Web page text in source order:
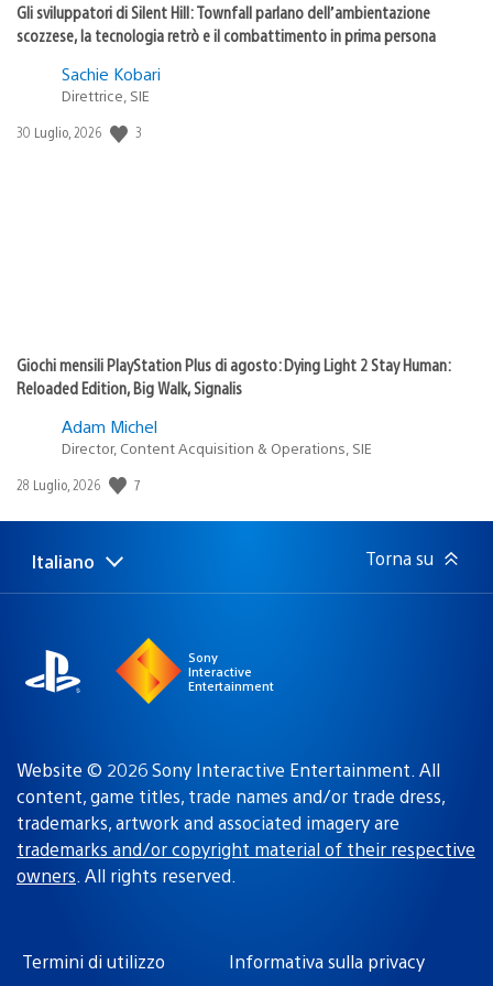
Gli sviluppatori di Silent Hill: Townfall parlano dell’ambientazione
scozzese, la tecnologia retrò e il combattimento in prima persona
Sachie Kobari
Direttrice, SIE
Data
30 Luglio, 2026 3
Giochi mensili PlayStation Plus di agosto: Dying Light 2 Stay Human:
Reloaded Edition, Big Walk, Signalis
Adam Michel
Director, Content Acquisition & Operations, SIE
Data
pubblicazione:
28 Luglio, 2026 7
Seleziona
una
Regione
attuale:
Italiano Torna su
Sony
Interactive
Entertainment
Website © 2026 Sony Interactive Entertainment. All
content, game titles, trade names and/or trade dress,
trademarks, artwork and associated imagery are
trademarks and/or copyright material of their respective
owners. All rights reserved.
Termini di utilizzo Informativa sulla privacy